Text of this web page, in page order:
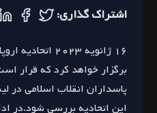
اشتراک گذاری:
۱۶ ژانویه ۲۰۲۳
برگزار خواهد کرد که قرار
پاسداران انقلاب اسلامی
این اتحادیه بررسی شود.در